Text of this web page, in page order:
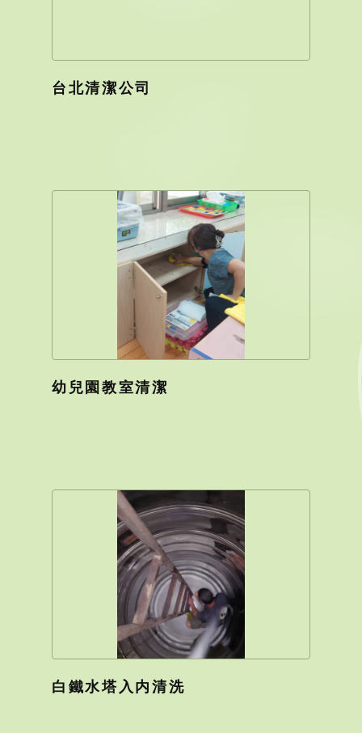
台北清潔公司
幼兒園教室清潔
白鐵水塔入内清洗